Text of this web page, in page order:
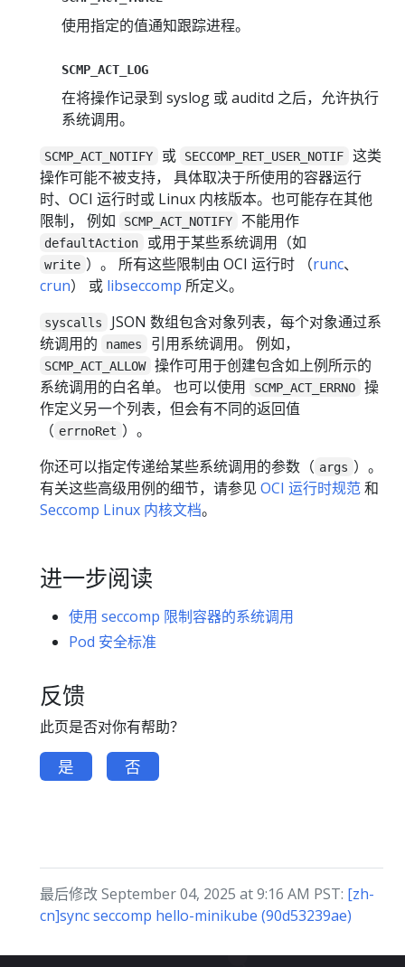
使用指定的值通知跟踪进程。
SCMP_ACT_LOG
在将操作记录到 syslog 或 auditd 之后，允许执行
系统调用。
SCMP_ACT_NOTIFY 或 SECCOMP_RET_USER_NOTIF
这类
操作可能不被支持， 具体取决于所使用的容器运行
时、OCI 运行时或 Linux 内核版本。也可能存在其他
限制， 例如
SCMP_ACT_NOTIFY 不能用作
defaultAction 或用于某些系统调用（如
write ）。 所有这些限制由 OCI 运行时 （runc、
crun） 或 libseccomp 所定义。
syscalls
JSON 数组包含对象列表，每个对象通过系
统调用的
names 引用系统调用。 例如，
SCMP_ACT_ALLOW 操作可用于创建包含如上例所示的
系统调用的白名单。 也可以使用
SCMP_ACT_ERRNO
操
作定义另一个列表，但会有不同的返回值
（ errnoRet ）。
你还可以指定传递给某些系统调用的参数（ args ）。
有关这些高级用例的细节，请参见 OCI 运行时规范和
Seccomp Linux 内核文档。
进一步阅读
使用 seccomp 限制容器的系统调用
Pod 安全标准
反馈
此页是否对你有帮助？
是 否
最后修改 September 04, 2025 at 9:16 AM PST: [zh-
cn]sync seccomp hello-minikube (90d53239ae)